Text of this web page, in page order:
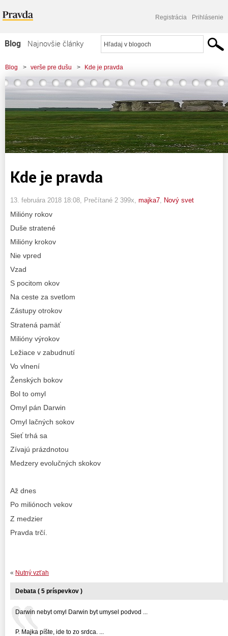
Registrácia Prihlásenie
Blog
Najnovšie články
Najčítanejšie články
Najkomentovanejšie články
Zoznam blogov
Komerčné blogy
Blog > verše pre dušu > Kde je pravda
Kde je pravda
13. februára 2018 18:08 , Prečítané 2 399x, majka7 Nový svet
Milióny rokov
Duše stratené
Milióny krokov
Nie vpred
Vzad
S pocitom okov
Na ceste za svetlom
Zástupy otrokov
Stratená pamäť
Milióny výrokov
Ležiace v zabudnutí
Vo vlnení
Ženských bokov
Bol to omyl
Omyl pán Darwin
Omyl lačných sokov
Sieť trhá sa
Zívajú prázdnotou
Medzery evolučných skokov
Až dnes
Po miliónoch vekov
Z medzier
Pravda trčí.
« Nutný vzťah
Debata ( 5 príspevkov )
Darwin nebyt omyl Darwin byt umysel podvod ...
P. Majka píšte, ide to zo srdca. ...